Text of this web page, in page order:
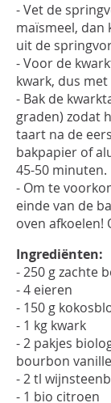
- Vet de
maïsmeel,
uit de
- Voor de
kwark, dus
- Bak de
graden) zodat
taart na de
bakpapier of
45-50 minuten.
- Om te
einde van de
oven afkoelen!
Ingrediënten:
- 250 g zachte
- 4 eieren
- 150 g
- 1 kg kwark
- 2 pakjes
bourbon vanille
- 2 tl
- 1 bio citroen